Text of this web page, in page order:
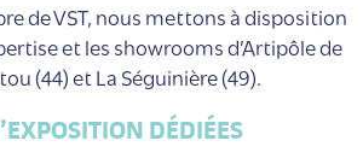
de VST, nous mettons à disposition
et les showrooms d’Artipôle de
(44) et La Séguinière (49).
DÉDIÉES